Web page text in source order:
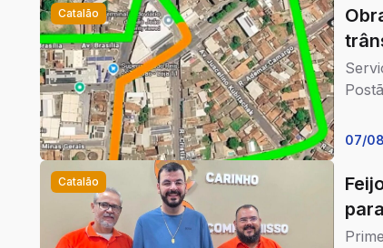
Catalão
07/
Catalão